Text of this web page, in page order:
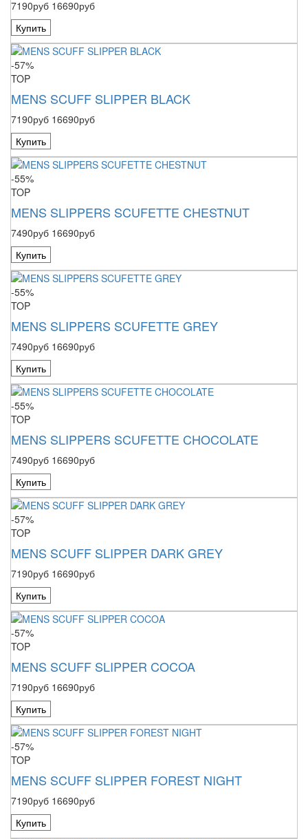
7190руб 16690руб
Купить
-57%
TOP
MENS SCUFF SLIPPER BLACK
7190руб 16690руб
Купить
-55%
TOP
MENS SLIPPERS SCUFETTE CHESTNUT
7490руб 16690руб
Купить
-55%
TOP
MENS SLIPPERS SCUFETTE GREY
7490руб 16690руб
Купить
-55%
TOP
MENS SLIPPERS SCUFETTE CHOCOLATE
7490руб 16690руб
Купить
-57%
TOP
MENS SCUFF SLIPPER DARK GREY
7190руб 16690руб
Купить
-57%
TOP
MENS SCUFF SLIPPER COCOA
7190руб 16690руб
Купить
-57%
TOP
MENS SCUFF SLIPPER FOREST NIGHT
7190руб 16690руб
Купить